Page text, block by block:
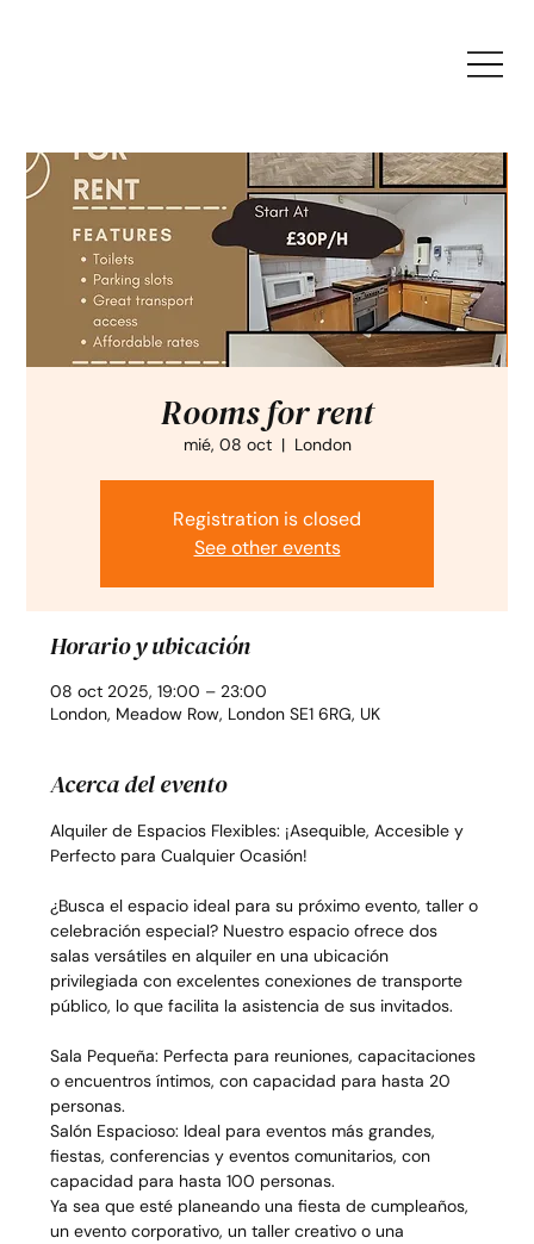
Rooms for rent
mié, 08 oct
  |
London
Registration is closed
See other events
Horario y ubicación
08 oct 2025, 19:00 – 23:00
London, Meadow Row, London SE1 6RG, UK
Acerca del evento
Alquiler de Espacios Flexibles: ¡Asequible, Accesible y
Perfecto para Cualquier Ocasión!
¿Busca el espacio ideal para su próximo evento, taller o
celebración especial? Nuestro espacio ofrece dos
salas versátiles en alquiler en una ubicación
privilegiada con excelentes conexiones de transporte
público, lo que facilita la asistencia de sus invitados.
Sala Pequeña: Perfecta para reuniones, capacitaciones
o encuentros íntimos, con capacidad para hasta 20
personas.
Salón Espacioso: Ideal para eventos más grandes,
fiestas, conferencias y eventos comunitarios, con
capacidad para hasta 100 personas.
Ya sea que esté planeando una fiesta de cumpleaños,
un evento corporativo, un taller creativo o una